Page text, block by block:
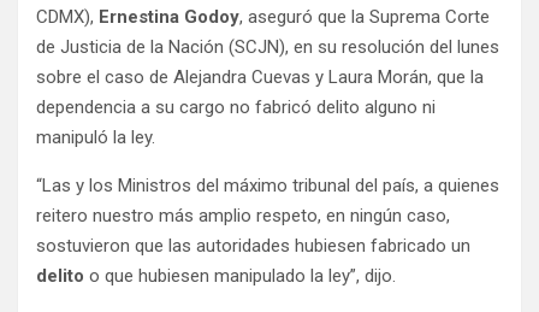
CDMX), Ernestina Godoy, aseguró que la Suprema Corte
de Justicia de la Nación (SCJN), en su resolución del lunes
sobre el caso de Alejandra Cuevas y Laura Morán, que la
dependencia a su cargo no fabricó delito alguno ni
manipuló la ley.
“Las y los Ministros del máximo tribunal del país, a quienes
reitero nuestro más amplio respeto, en ningún caso,
sostuvieron que las autoridades hubiesen fabricado un
delito o que hubiesen manipulado la ley”, dijo.